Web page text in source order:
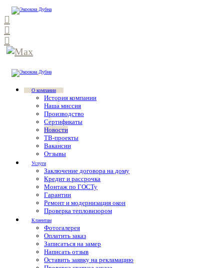
О компании
История компании
Наша миссия
Производство
Сертификаты
Новости
ТВ-проекты
Вакансии
Отзывы
Услуги
Заключение договора на дому
Кредит и рассрочка
Монтаж по ГОСТу
Гарантии
Ремонт и модернизация окон
Проверка тепловизором
Клиентам
Фотогалерея
Оплатить заказ
Записаться на замер
Написать отзыв
Оставить заявку на рекламацию